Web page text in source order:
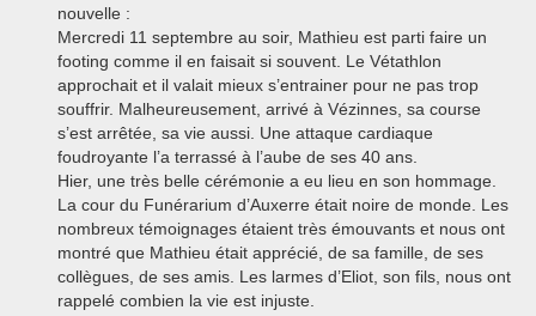
nouvelle :
Mercredi 11 septembre au soir, Mathieu est parti faire un
footing comme il en faisait si souvent. Le Vétathlon
approchait et il valait mieux s’entrainer pour ne pas trop
souffrir. Malheureusement, arrivé à Vézinnes, sa course
s’est arrêtée, sa vie aussi. Une attaque cardiaque
foudroyante l’a terrassé à l’aube de ses 40 ans.
Hier, une très belle cérémonie a eu lieu en son hommage.
La cour du Funérarium d’Auxerre était noire de monde. Les
nombreux témoignages étaient très émouvants et nous ont
montré que Mathieu était apprécié, de sa famille, de ses
collègues, de ses amis. Les larmes d’Eliot, son fils, nous ont
rappelé combien la vie est injuste.